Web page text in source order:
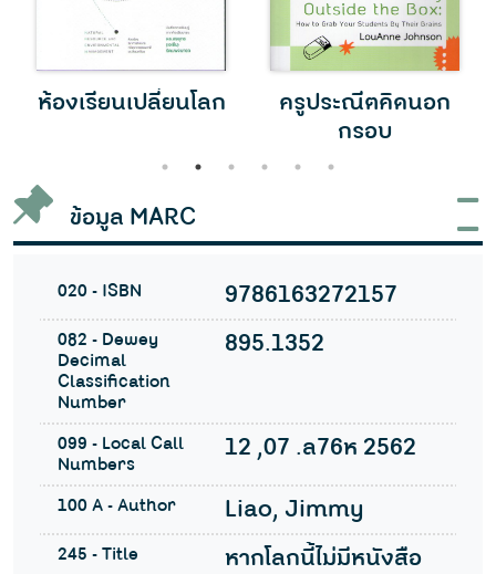
ห้องเรียนเปลี่ยนโลก
ครูประณีตคิดนอก
กรอบ
1 2 3 4 5 6
ข้อมูล MARC
020 - ISBN 9786163272157
082 - Dewey
Decimal
Classification
Number
895.1352
099 - Local Call
Numbers
12 ,07 .ล76ห 2562
100 A - Author Liao, Jimmy
245 - Title หากโลกนี้ไม่มีหนังสือ